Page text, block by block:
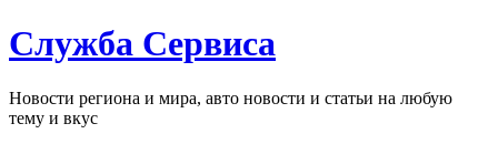
Служба Сервиса
Новости региона и мира, авто новости и статьи на любую
тему и вкус